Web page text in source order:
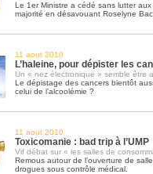
Le 1er Ministre a cédé sans lutter
majorité en désavouant Roselyne
11 aout 2010
L’haleine, pour dépister les
Un « nez électronique » semble être
Le dépistage des cancers bientôt
celui de l’alcoolémie ?
11 aout 2010
Toxicomanie : bad trip à l’UMP
Vif débat sur « les salles de
Remous autour de l’ouverture de
drogues sous contrôle médical.